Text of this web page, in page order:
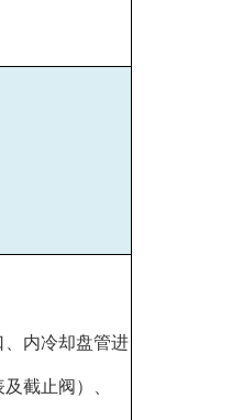
内冷却盘管进
截止阀）、